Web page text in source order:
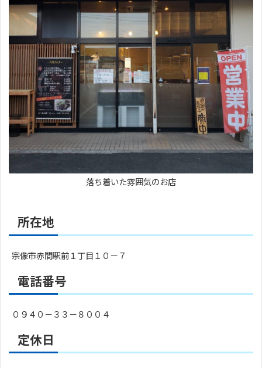
落ち着いた雰囲気のお店
所在地
宗像市赤間駅前１丁目１０－７
電話番号
０９４０－３３－８００４
定休日